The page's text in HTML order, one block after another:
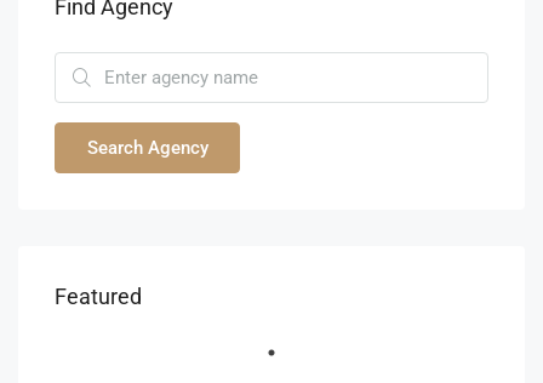
Find Agency
Search Agency
Featured